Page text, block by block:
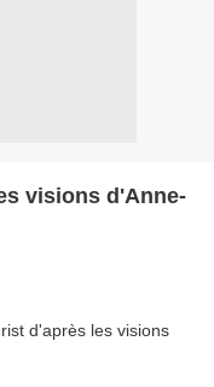
visions d'Anne-